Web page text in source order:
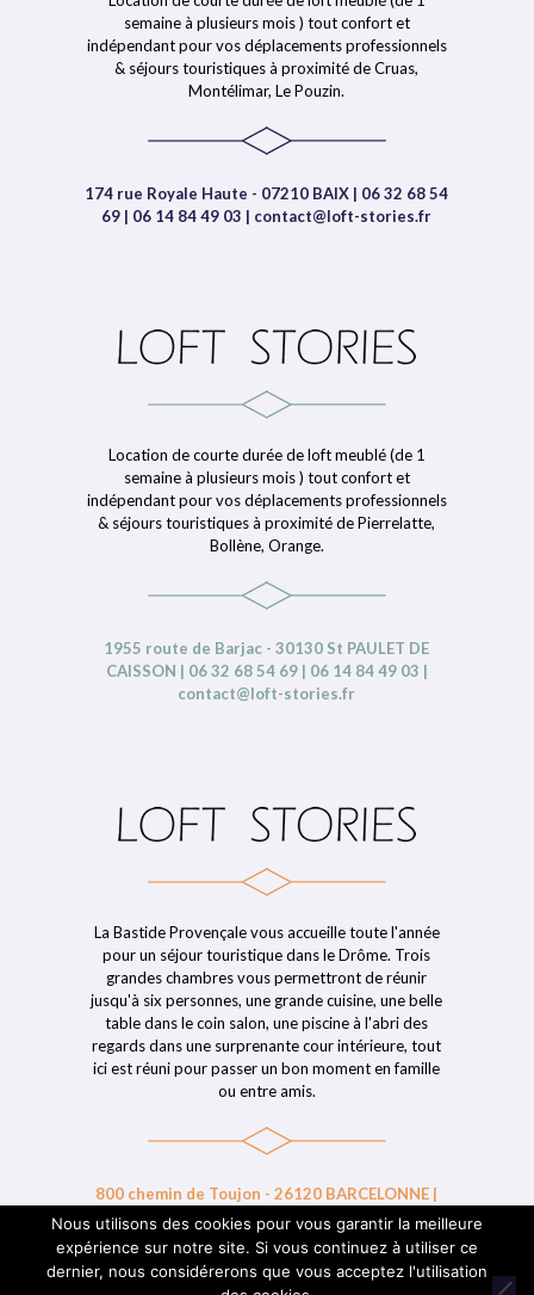
semaine à plusieurs mois ) tout confort et
indépendant pour vos déplacements professionnels
& séjours touristiques à proximité de Cruas,
Montélimar, Le Pouzin.
174 rue Royale Haute - 07210 BAIX | 06 32 68 54
69 | 06 14 84 49 03 | contact@loft-stories.fr
Location de courte durée de loft meublé (de 1
semaine à plusieurs mois ) tout confort et
indépendant pour vos déplacements professionnels
& séjours touristiques à proximité de Pierrelatte,
Bollène, Orange.
1955 route de Barjac - 30130 St PAULET DE
CAISSON | 06 32 68 54 69 | 06 14 84 49 03 |
contact@loft-stories.fr
La Bastide Provençale vous accueille toute l'année
pour un séjour touristique dans le Drôme. Trois
grandes chambres vous permettront de réunir
jusqu'à six personnes, une grande cuisine, une belle
table dans le coin salon, une piscine à l'abri des
regards dans une surprenante cour intérieure, tout
ici est réuni pour passer un bon moment en famille
ou entre amis.
800 chemin de Toujon - 26120 BARCELONNE |
06 32 68 54 69 | 06 14 84 49 03 | contact@loft-
stories.fr
Nous utilisons des cookies pour vous garantir la meilleure
expérience sur notre site. Si vous continuez à utiliser ce
dernier, nous considérerons que vous acceptez l'utilisation